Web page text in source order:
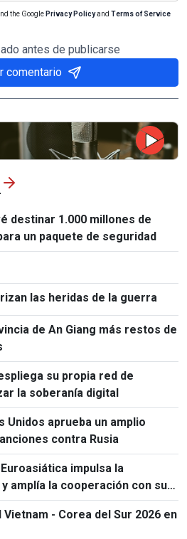
the Google Privacy Policyand Terms of Service
antes de publicarse
comentario
destinar 1.000 millones de
un paquete de seguridad
las heridas de la guerra
de An Giang más restos de
su propia red de
la soberanía digital
Unidos aprueba un amplio
contra Rusia
impulsa la
amplía la cooperación con sus
- Corea del Sur 2026 en